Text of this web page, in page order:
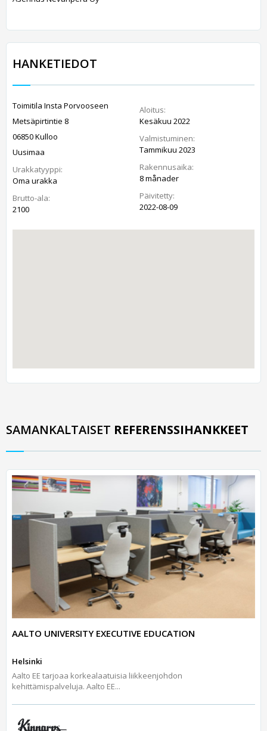
HANKETIEDOT
Toimitila Insta Porvooseen
Metsäpirtintie 8
06850 Kulloo
Uusimaa
Urakkatyyppi:
Oma urakka
Brutto-ala:
2100
Aloitus:
Kesäkuu 2022
Valmistuminen:
Tammikuu 2023
Rakennusaika:
8 månader
Päivitetty:
2022-08-09
SAMANKALTAISET REFERENSSIHANKKEET
AALTO UNIVERSITY EXECUTIVE EDUCATION
Helsinki
Aalto EE tarjoaa korkealaatuisia liikkeenjohdon
kehittämispalveluja. Aalto EE...